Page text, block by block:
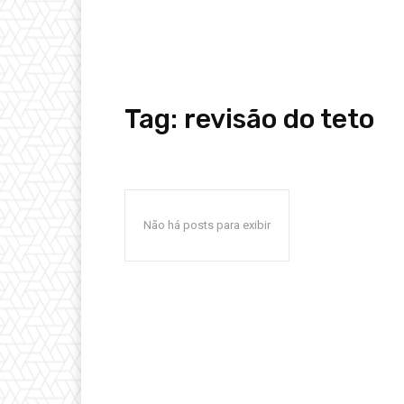
Tag: revisão do teto
Não há posts para exibir